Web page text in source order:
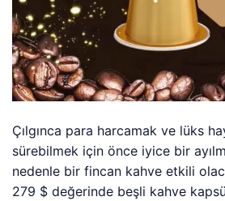
Çılgınca para harcamak ve lüks
sürebilmek için önce iyice bir
nedenle bir fincan kahve etkili
279 $ değerinde beşli kahve